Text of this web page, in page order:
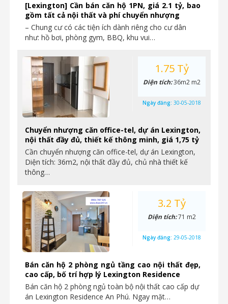
[Lexington] Cần bán căn hộ 1PN, giá 2.1 tỷ, bao
gồm tất cả nội thất và phí chuyển nhượng
– Chung cư có các tiện ích dành riêng cho cư dân
như: hồ bơi, phòng gym, BBQ, khu vui…
Chuyển nhượng căn office-tel, dự án Lexington,
nội thất đầy đủ, thiết kế thông minh, giá 1,75 tỷ
Cần chuyển nhượng căn office-tel, dự án Lexington,
Diện tích: 36m2, nội thất đầy đủ, chủ nhà thiết kế
thông…
1.75 Tỷ
Diện tích:36m2 m2
Ngày đăng: 30-05-2018
Bán căn hộ 2 phòng ngủ tầng cao nội thất đẹp,
cao cấp, bố trí hợp lý Lexington Residence
Bán căn hộ 2 phòng ngủ toàn bộ nội thất cao cấp dự
án Lexington Residence An Phú. Ngay mặt…
3.2 Tỷ
Diện tích:71 m2
Ngày đăng: 29-05-2018